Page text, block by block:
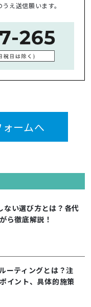
え送信願います。
ームへ
い選び方とは？各代
ら徹底解説！
ーティングとは？注
イント、具体的施策